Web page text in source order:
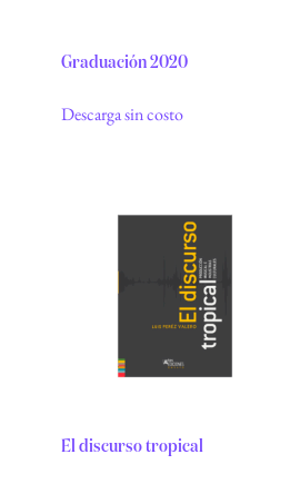
Graduación 2020
Descarga sin costo
El discurso tropical